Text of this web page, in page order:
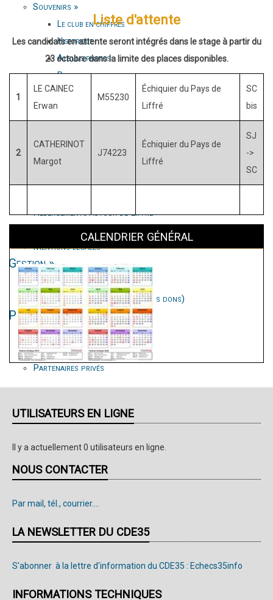
Souvenirs »
Le club en chiffres
Historique
Albums photos
Revue de presse
La boutique du club
Médiathèque
Calendrier général
Inscriptions
Hébergements autour de Liffré
Mentions légales
Gestion»
Documents
Frais de déplacements (et autres dons)
Partenaires»
La ville de Liffré
Partenaires échiquéens
Partenaires privés
Liste d'attente
Les candidats en attente seront intégrés dans le stage à partir du
23 octobre dans la limite des places disponibles.
1
LE CAINEC
Erwan
M55230
Échiquier du Pays de
Liffré
SC
bis
2
CATHERINOT
Margot
J74223
Échiquier du Pays de
Liffré
SJ
->
SC
CALENDRIER GÉNÉRAL
UTILISATEURS EN LIGNE
Il y a actuellement 0 utilisateurs en ligne.
NOUS CONTACTER
Par mail, tél., courrier....
LA NEWSLETTER DU CDE35
S'abonner à la lettre d'information du CDE35 : Echecs35info
INFORMATIONS TECHNIQUES